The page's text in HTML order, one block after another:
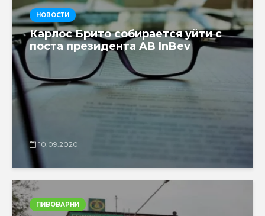
НОВОСТИ
Карлос Брито собирается уйти с
поста президента AB InBev
10.09.2020
ПИВОВАРНИ